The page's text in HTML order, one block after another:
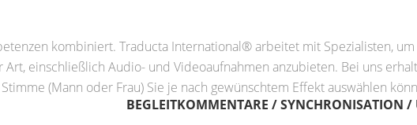
kombiniert. Traducta International® arbeitet mit Spezialisten, um
einschließlich Audio- und Videoaufnahmen anzubieten. Bei uns
(Mann oder Frau) Sie je nach gewünschtem Effekt auswählen
BEGLEITKOMMENTARE / SYNCHRONISATION /